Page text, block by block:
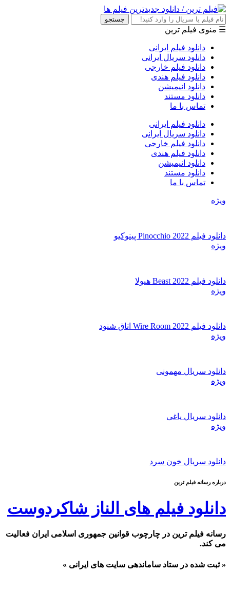
جستجو
☰ منوی فیلم ترین
دانلود فیلم ایرانی
دانلود سریال ایرانی
دانلود فیلم خارجی
دانلود فیلم هندی
دانلود انیمیشن
دانلود مستند
تماس با ما
دانلود فیلم ایرانی
دانلود سریال ایرانی
دانلود فیلم خارجی
دانلود فیلم هندی
دانلود انیمیشن
دانلود مستند
تماس با ما
ویژه
دانلود فیلم Pinocchio 2022 پینوکیو
ویژه
دانلود فیلم Beast 2022 هیولا
ویژه
دانلود فیلم Wire Room 2022 اتاق شنود
ویژه
دانلود سریال مهمونی
ویژه
دانلود سریال یاغی
ویژه
دانلود سریال خون سرد
درباره رسانه فیلم ترین
دانلود فیلم های الناز شاکردوست
رسانه فیلم ترین در چارچوب قوانین جمهوری اسلامی ایران فعالیت
می کند.
« ثبت شده در ستاد ساماندهی سایت های ایرانی »